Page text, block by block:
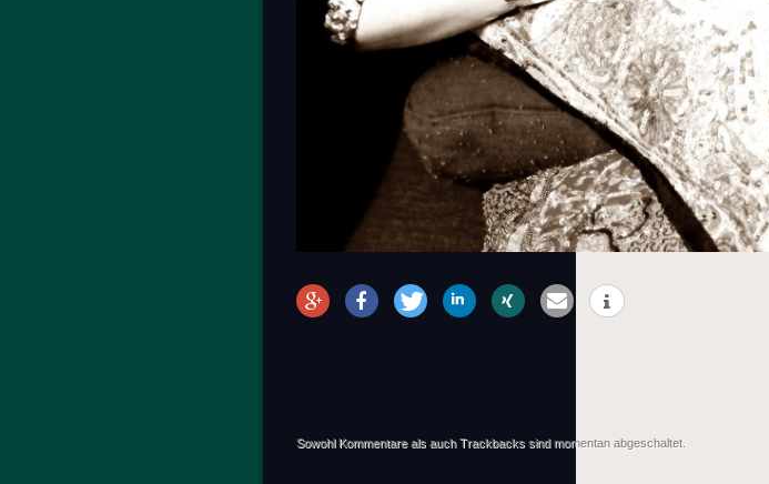
Sowohl Kommentare als auch Trackbacks sind momentan abgeschaltet.